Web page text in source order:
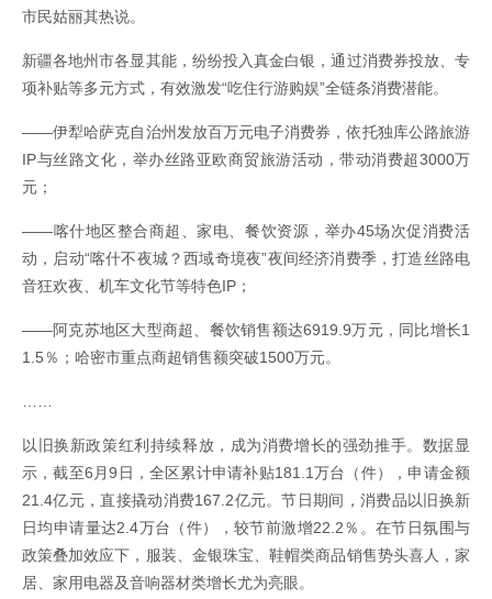
市民姑丽其热说。
新疆各地州市各显其能，纷纷投入真金白银，通过消费券投放、专
项补贴等多元方式，有效激发“吃住行游购娱”全链条消费潜能。
――伊犁哈萨克自治州发放百万元电子消费券，依托独库公路旅游
IP与丝路文化，举办丝路亚欧商贸旅游活动，带动消费超3000万
元；
――喀什地区整合商超、家电、餐饮资源，举办45场次促消费活
动，启动“喀什不夜城？西域奇境夜”夜间经济消费季，打造丝路电
音狂欢夜、机车文化节等特色IP；
――阿克苏地区大型商超、餐饮销售额达6919.9万元，同比增长1
1.5％；哈密市重点商超销售额突破1500万元。
……
以旧换新政策红利持续释放，成为消费增长的强劲推手。数据显
示，截至6月9日，全区累计申请补贴181.1万台（件），申请金额
21.4亿元，直接撬动消费167.2亿元。节日期间，消费品以旧换新
日均申请量达2.4万台（件），较节前激增22.2％。在节日氛围与
政策叠加效应下，服装、金银珠宝、鞋帽类商品销售势头喜人，家
居、家用电器及音响器材类增长尤为亮眼。